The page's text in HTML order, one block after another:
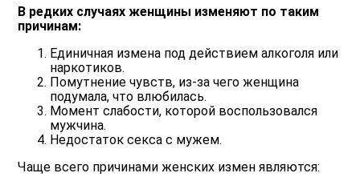
В редких случаях женщины изменяют по таким
причинам:
Единичная измена под действием алкоголя или
наркотиков.
Помутнение чувств, из-за чего женщина
подумала, что влюбилась.
Момент слабости, которой воспользовался
мужчина.
Недостаток секса с мужем.
Чаще всего причинами женских измен являются: